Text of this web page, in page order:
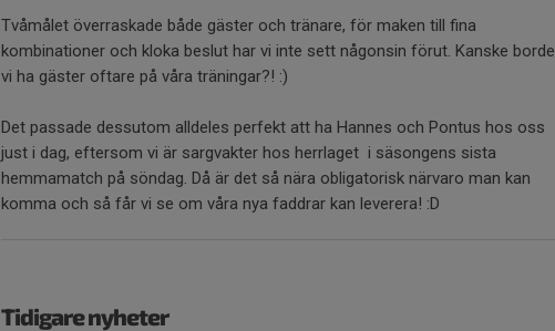
Tvåmålet överraskade både gäster och tränare, för maken till fina
kombinationer och kloka beslut har vi inte sett någonsin förut. Kanske borde
vi ha gäster oftare på våra träningar?! :)
Det passade dessutom alldeles perfekt att ha Hannes och Pontus hos oss
just i dag, eftersom vi är sargvakter hos herrlaget i säsongens sista
hemmamatch på söndag. Då är det så nära obligatorisk närvaro man kan
komma och så får vi se om våra nya faddrar kan leverera! :D
Tidigare nyheter